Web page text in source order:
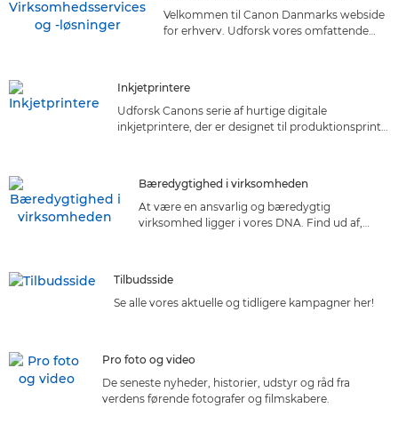
Velkommen til Canon Danmarks webside
for erhverv. Udforsk vores omfattende
Inkjetprintere
Udforsk Canons serie af hurtige digitale
inkjetprintere, der er designet til produktionsprint.
Bæredygtighed i virksomheden
At være en ansvarlig og bæredygtig
virksomhed ligger i vores DNA. Find ud af,
Tilbudsside
Se alle vores aktuelle og tidligere kampagner her!
Pro foto og video
De seneste nyheder, historier, udstyr og råd fra
verdens førende fotografer og filmskabere.